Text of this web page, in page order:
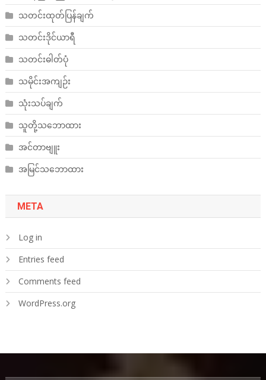
သတင်းထုတ်ပြန်ချက်
သတင်းဒိုင်ယာရီ
သတင်းဓါတ်ပုံ
သမိုင်းအကျဉ်း
သုံးသပ်ချက်
သူတို့သဘောထား
အင်တာဗျူး
အမြင်သဘောထား
META
Log in
Entries feed
Comments feed
WordPress.org